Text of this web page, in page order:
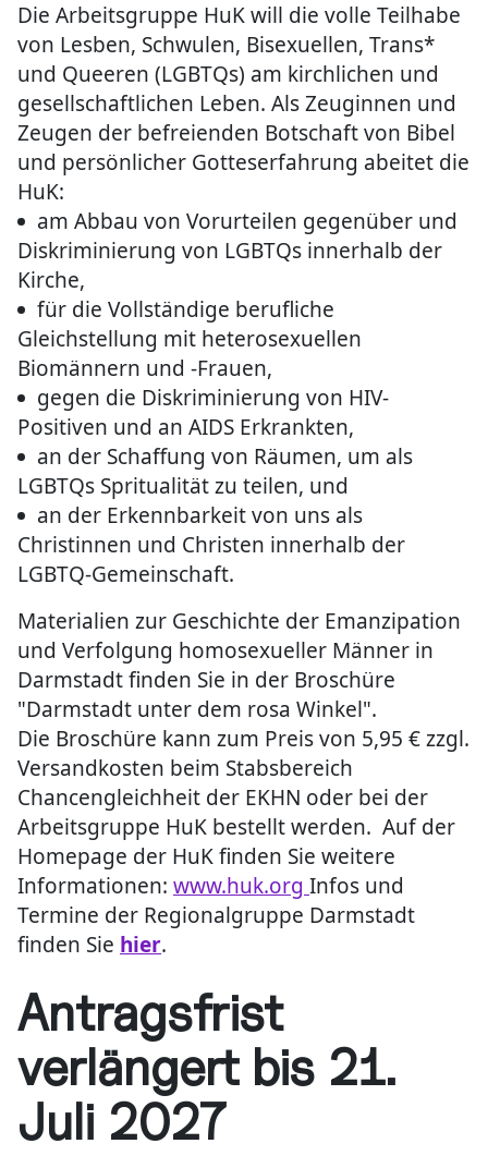
Die Arbeitsgruppe HuK will die volle Teilhabe
von Lesben, Schwulen, Bisexuellen, Trans*
und Queeren (LGBTQs) am kirchlichen und
gesellschaftlichen Leben. Als Zeuginnen und
Zeugen der befreienden Botschaft von Bibel
und persönlicher Gotteserfahrung abeitet die
HuK:
am Abbau von Vorurteilen gegenüber und
Diskriminierung von LGBTQs innerhalb der
Kirche,
für die Vollständige berufliche
Gleichstellung mit heterosexuellen
Biomännern und -Frauen,
gegen die Diskriminierung von HIV-
Positiven und an AIDS Erkrankten,
an der Schaffung von Räumen, um als
LGBTQs Spritualität zu teilen, und
an der Erkennbarkeit von uns als
Christinnen und Christen innerhalb der
LGBTQ-Gemeinschaft.
Materialien zur Geschichte der Emanzipation
und Verfolgung homosexueller Männer in
Darmstadt finden Sie in der Broschüre
"Darmstadt unter dem rosa Winkel".
Die Broschüre kann zum Preis von 5,95 € zzgl.
Versandkosten beim Stabsbereich
Chancengleichheit der EKHN oder bei der
Arbeitsgruppe HuK bestellt werden. Auf der
Homepage der HuK finden Sie weitere
Informationen: www.huk.org Infos und
Termine der Regionalgruppe Darmstadt
finden Sie hier.
Antragsfrist
verlängert bis 21.
Juli 2027